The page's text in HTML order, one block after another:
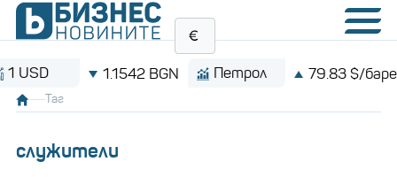
1.1542 BGN Петрол 79.83 $/барел
Таг
служители